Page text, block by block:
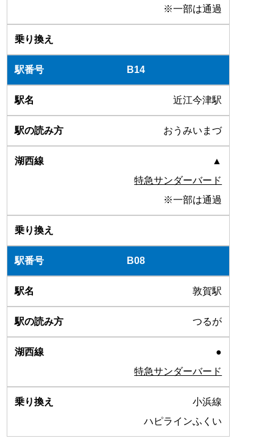
※一部は通過
B14
近江今津駅
おうみいまづ
▲
特急サンダーバード
※一部は通過
B08
敦賀駅
つるが
●
特急サンダーバード
小浜線
ハピラインふくい